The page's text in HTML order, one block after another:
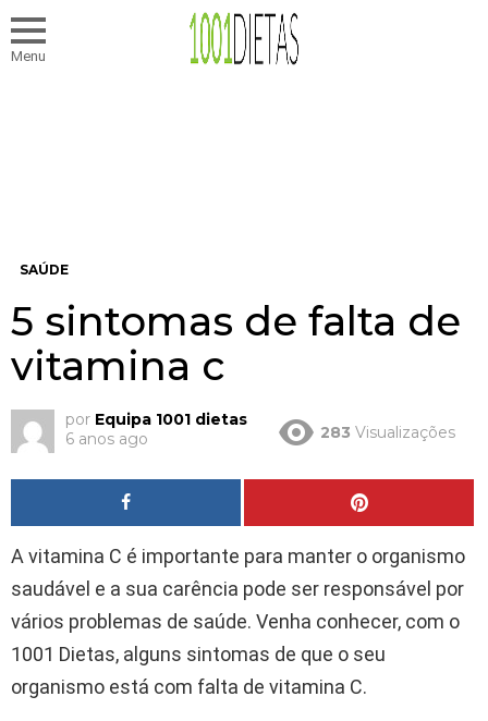
Menu
SAÚDE
5 sintomas de falta de
vitamina c
por Equipa 1001 dietas
6 anos ago
283 Visualizações
A vitamina C é importante para manter o organismo
saudável e a sua carência pode ser responsável por
vários problemas de saúde. Venha conhecer, com o
1001 Dietas, alguns sintomas de que o seu
organismo está com falta de vitamina C.